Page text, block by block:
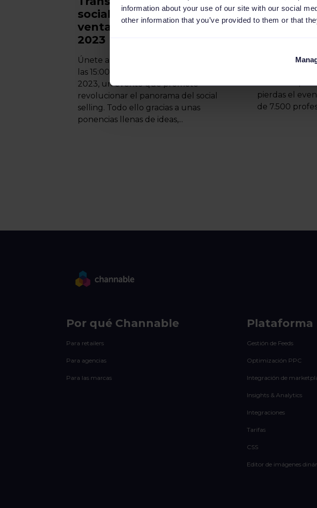
information about your use of our site with our social
other information that you’ve provided to them or that
sociales en canales de
venta en el IMPACT cube
2023
Únete a nosotros el 6 de septiembre a
las 15:00 para asistir al IMPACT cube
2023, un evento que promete
revolucionar el panorama del social
selling. Todo ello gracias a unas
ponencias llenas de ideas,...
presente
Barcelona
E-show
pierdas el
de 7.500
Por qué Channable
Para retailers
Para agencias
Para las marcas
Plataforma
Gestión de Feeds
Optimización PPC
Integración de
Insights & Analytics
Integraciones
Tarifas
CSS
Editor de imágenes